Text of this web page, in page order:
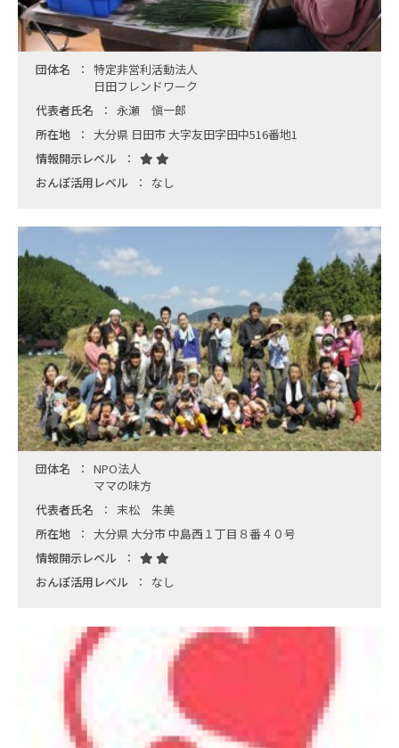
団体名
特定非営利活動法人
日田フレンドワーク
代表者氏名
永瀬 愼一郎
所在地
大分県 日田市 大字友田字田中516番地1
情報開示レベル
おんぽ活用レベル
なし
団体名
NPO法人
ママの味方
代表者氏名
末松 朱美
所在地
大分県 大分市 中島西１丁目８番４０号
情報開示レベル
おんぽ活用レベル
なし